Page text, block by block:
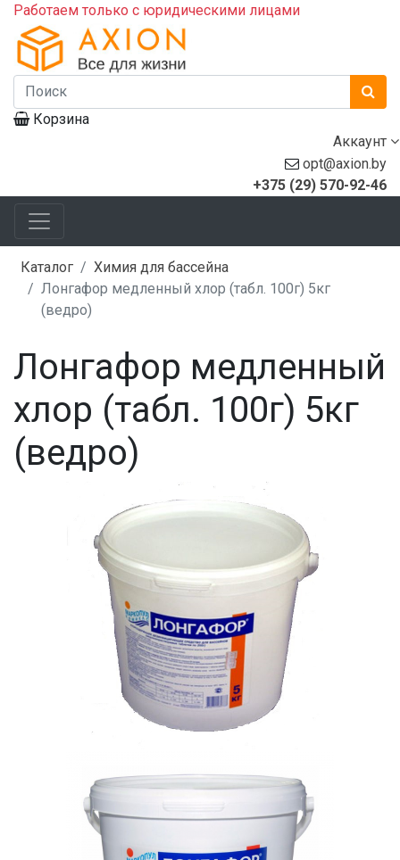
Работаем только с юридическими лицами
Корзина
Аккаунт
opt@axion.by
+375 (29) 570-92-46
Каталог
Химия для бассейна
Лонгафор медленный хлор (табл. 100г) 5кг
(ведро)
Лонгафор медленный
хлор (табл. 100г) 5кг
(ведро)